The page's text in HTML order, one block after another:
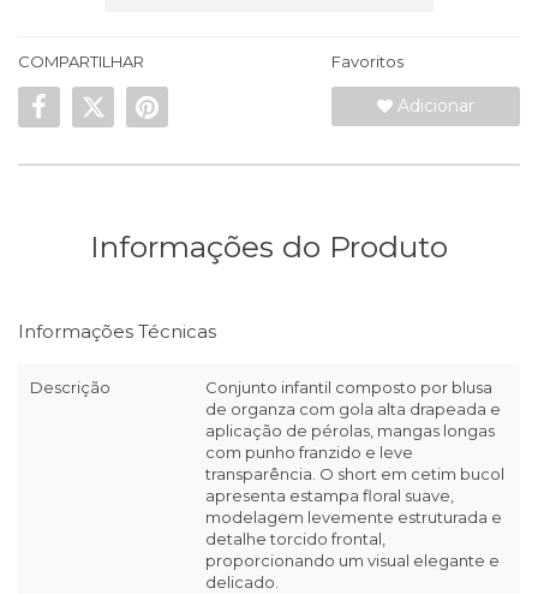
COMPARTILHAR Favoritos
Adicionar
Informações do Produto
Informações Técnicas
Descrição
Conjunto infantil composto por blusa
de organza com gola alta drapeada e
aplicação de pérolas, mangas longas
com punho franzido e leve
transparência. O short em cetim bucol
apresenta estampa floral suave,
modelagem levemente estruturada e
detalhe torcido frontal,
proporcionando um visual elegante e
delicado.